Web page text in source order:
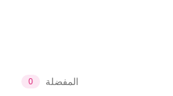
المفضلة 0